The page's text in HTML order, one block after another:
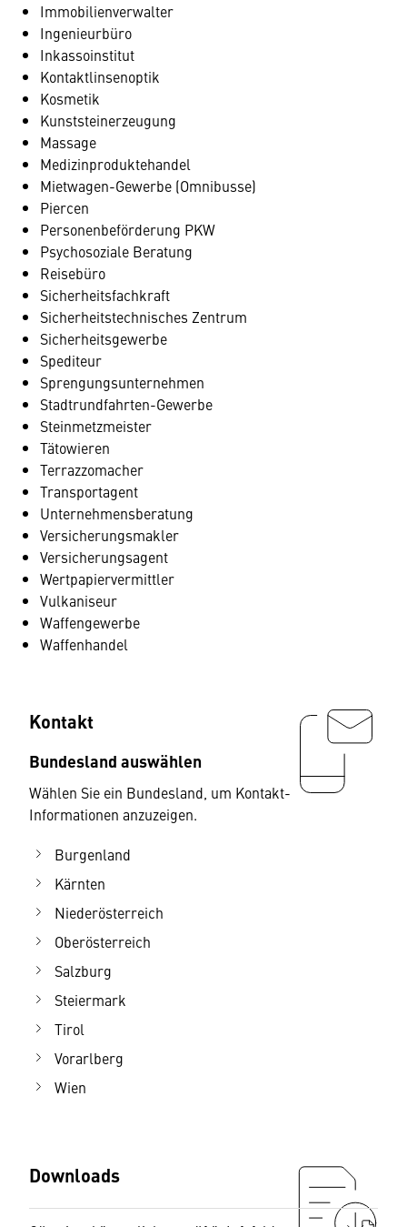
Immobilienverwalter
Ingenieurbüro
Inkassoinstitut
Kontaktlinsenoptik
Kosmetik
Kunststeinerzeugung
Massage
Medizinproduktehandel
Mietwagen-Gewerbe (Omnibusse)
Piercen
Personenbeförderung PKW
Psychosoziale Beratung
Reisebüro
Sicherheitsfachkraft
Sicherheitstechnisches Zentrum
Sicherheitsgewerbe
Spediteur
Sprengungsunternehmen
Stadtrundfahrten-Gewerbe
Steinmetzmeister
Tätowieren
Terrazzomacher
Transportagent
Unternehmensberatung
Versicherungsmakler
Versicherungsagent
Wertpapiervermittler
Vulkaniseur
Waffengewerbe
Waffenhandel
Kontakt
Bundesland auswählen
Wählen Sie ein Bundesland, um Kontakt-
Informationen anzuzeigen.
Burgenland
Kärnten
Niederösterreich
Oberösterreich
Salzburg
Steiermark
Tirol
Vorarlberg
Wien
Downloads